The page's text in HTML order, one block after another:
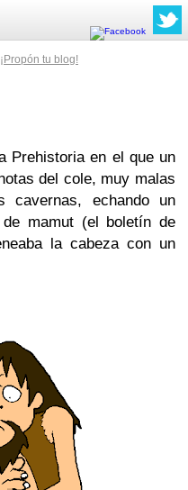
tu blog!
Prehistoria en el que un
del cole, muy malas
echando un
mamut (el boletín de
la cabeza con un